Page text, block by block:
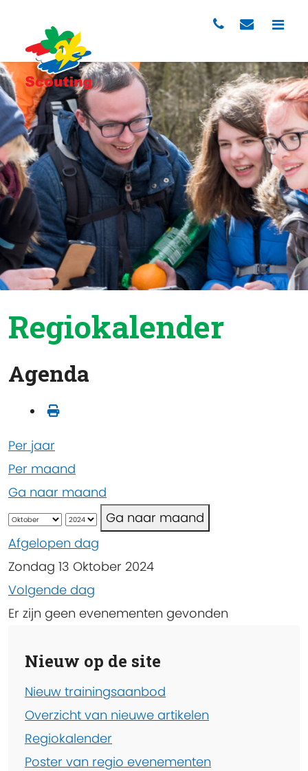
Regiokalender
Agenda
Per jaar
Per maand
Ga naar maand
Ga naar maand
Afgelopen dag
Zondag 13 Oktober 2024
Volgende dag
Er zijn geen evenementen gevonden
Nieuw op de site
Nieuw trainingsaanbod
Overzicht van nieuwe artikelen
Regiokalender
Poster van regio evenementen